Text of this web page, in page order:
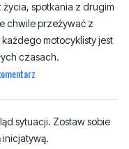
czasach.
sytuacji. Zostaw sobie